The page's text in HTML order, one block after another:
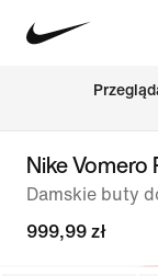
Nike Vomero
Damskie buty
999,99 zł